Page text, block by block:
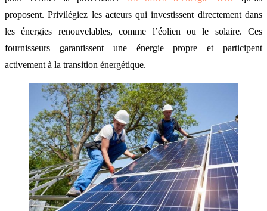
proposent. Privilégiez les acteurs qui investissent directement dans
les énergies renouvelables, comme l’éolien ou le solaire. Ces
fournisseurs garantissent une énergie propre et participent
activement à la transition énergétique.